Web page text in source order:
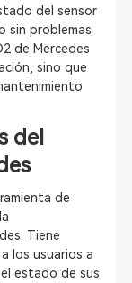
del sensor
sin problemas
de Mercedes
sino que
del
de
Tiene
los usuarios a
estado de sus